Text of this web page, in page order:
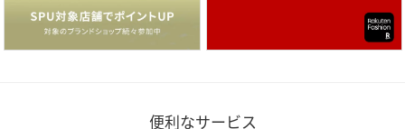
便利なサービス